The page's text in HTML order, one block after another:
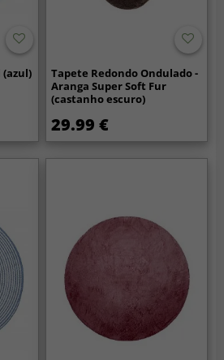
(azul)
Tapete Redondo Ondulado -
Aranga Super Soft Fur
(castanho escuro)
29.99 €